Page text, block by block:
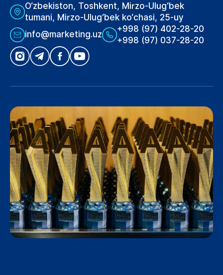
O‘zbekiston, Toshkent, Mirzo-Ulug‘bek
tumani, Mirzo-Ulug‘bek ko‘chasi, 25-uy
info@marketing.uz
+998 (97) 402-28-20
+998 (97) 037-28-20